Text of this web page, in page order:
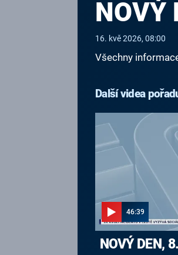
NOVÝ
16. kvě 2026, 08:00
Všechny
Další videa
46:39
NOVÝ DEN,